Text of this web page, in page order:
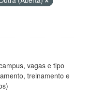
vagas e tipo
treinamento e